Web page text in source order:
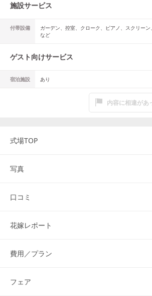
施設サービス
付帯設備
ガーデン、控室、クローク、ピアノ、スクリー
など
ゲスト向けサービス
宿泊施設 あり
内容に相違があ
式場TOP
写真
口コミ
花嫁レポート
費用／プラン
フェア